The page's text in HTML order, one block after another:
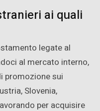
ai quali
legate al
al mercato interno,
promozione sui
Slovenia,
per acquisire